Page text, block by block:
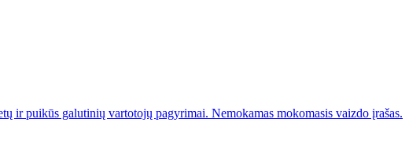
ir puikūs galutinių vartotojų pagyrimai. Nemokamas mokomasis vaizdo įrašas.